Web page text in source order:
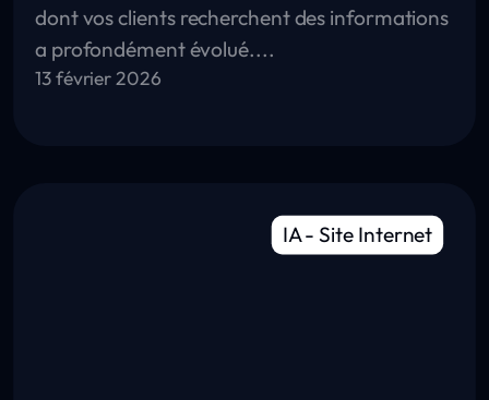
dont vos clients recherchent des informations
a profondément évolué....
13 février 2026
IA- Site Internet